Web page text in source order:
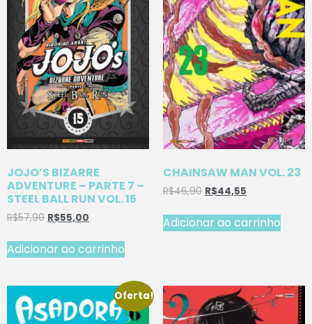
JOJO’S BIZARRE
ADVENTURE – PARTE 7 –
STEEL BALL RUN VOL. 15
R$57,90 R$55,00
Adicionar ao carrinho
CHAINSAW MAN VOL. 23
R$46,90 R$44,55
Adicionar ao carrinho
Oferta!